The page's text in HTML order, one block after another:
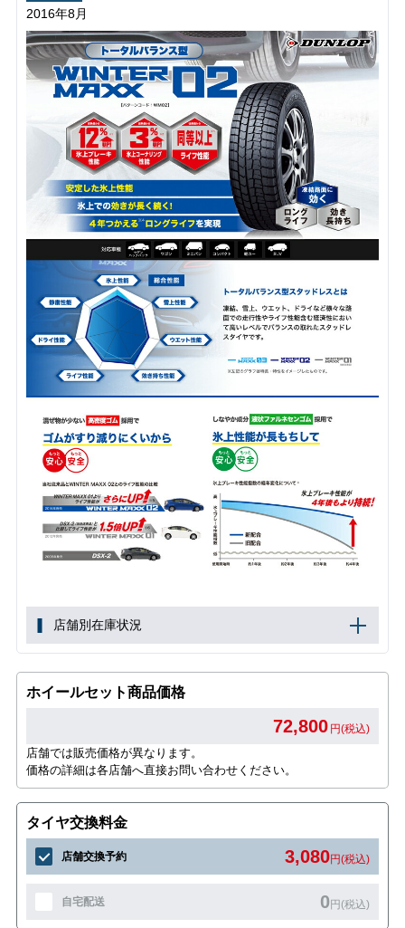
2016年8月
店舗別在庫状況
ホイールセット商品価格
72,800 円(税込)
店舗では販売価格が異なります。
価格の詳細は各店舗へ直接お問い合わせください。
タイヤ交換料金
店舗交換予約 3,080円(税込)
自宅配送 0円(税込)